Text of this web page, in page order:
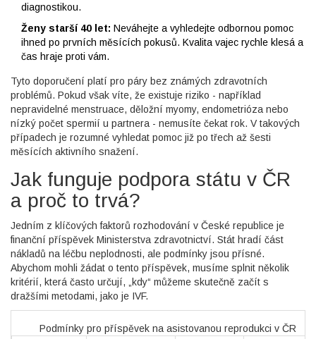
diagnostikou.
Ženy starší 40 let: Neváhejte a vyhledejte odbornou pomoc
ihned po prvních měsících pokusů. Kvalita vajec rychle klesá a
čas hraje proti vám.
Tyto doporučení platí pro páry bez známých zdravotních
problémů. Pokud však víte, že existuje riziko - například
nepravidelné menstruace, děložní myomy, endometrióza nebo
nízký počet spermií u partnera - nemusíte čekat rok. V takových
případech je rozumné vyhledat pomoc již po třech až šesti
měsících aktivního snažení.
Jak funguje podpora státu v ČR
a proč to trvá?
Jedním z klíčových faktorů rozhodování v České republice je
finanční příspěvek Ministerstva zdravotnictví. Stát hradí část
nákladů na léčbu neplodnosti, ale podmínky jsou přísné.
Abychom mohli žádat o tento příspěvek, musíme splnit několik
kritérií, která často určují, „kdy“ můžeme skutečně začít s
dražšími metodami, jako je IVF.
Podmínky pro příspěvek na asistovanou reprodukci v ČR